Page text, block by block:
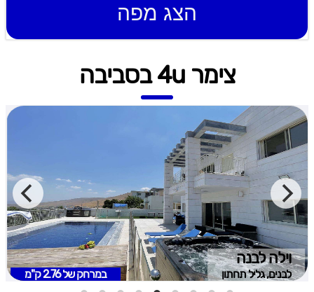
הצג מפה
צימר 4u בסביבה
וילה לבנה
לבנים, גליל תחתון במרחק של2.76 ק"מ